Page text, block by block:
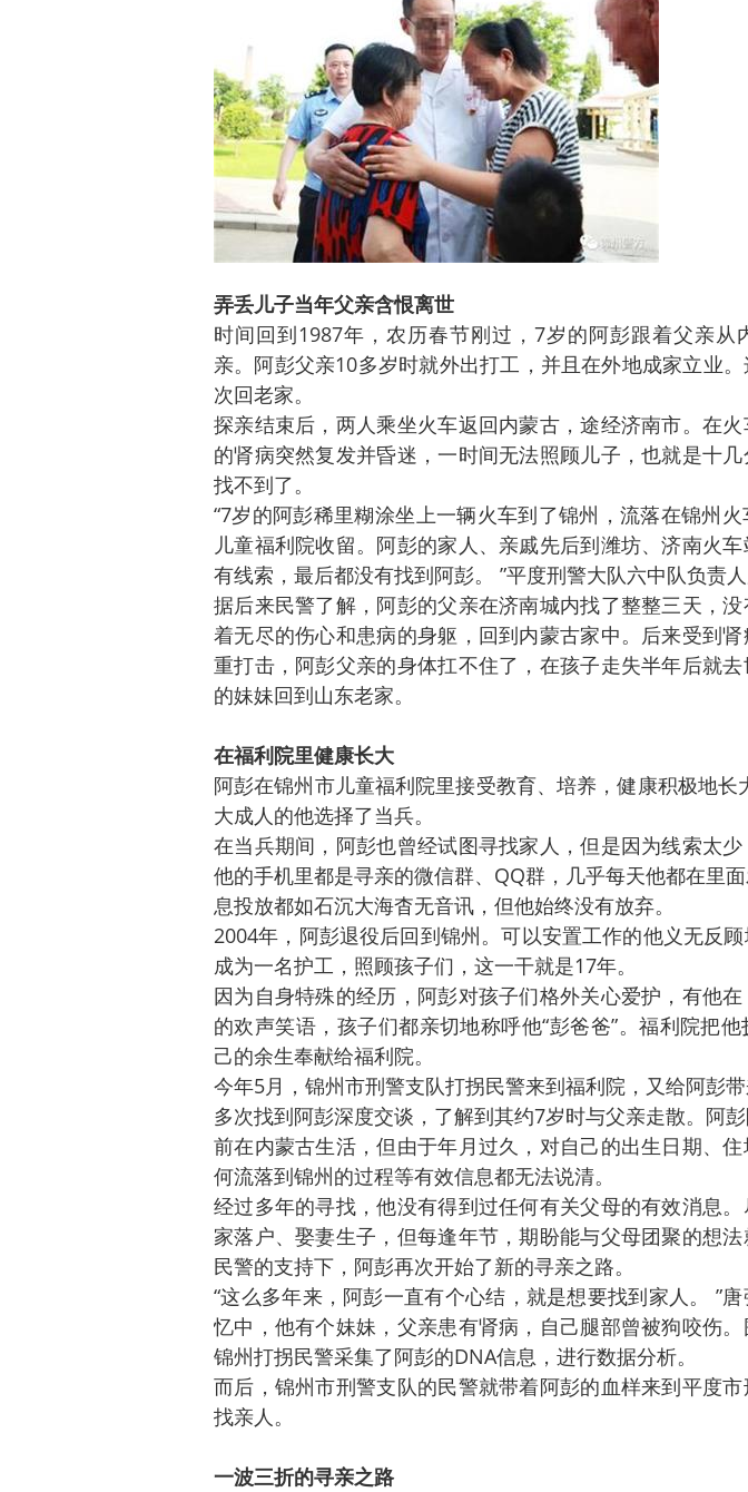
弄丢儿子当年父亲含恨离世
时间回到1987年，农历春节刚过，7岁的阿彭跟着父亲从
亲。阿彭父亲10多岁时就外出打工，并且在外地成家立业
次回老家。
探亲结束后，两人乘坐火车返回内蒙古，途经济南市。在
的肾病突然复发并昏迷，一时间无法照顾儿子，也就是十
找不到了。
“7岁的阿彭稀里糊涂坐上一辆火车到了锦州，流落在锦州
儿童福利院收留。阿彭的家人、亲戚先后到潍坊、济南火
有线索，最后都没有找到阿彭。 ”平度刑警大队六中队负责人
据后来民警了解，阿彭的父亲在济南城内找了整整三天，
着无尽的伤心和患病的身躯，回到内蒙古家中。后来受到
重打击，阿彭父亲的身体扛不住了，在孩子走失半年后就
的妹妹回到山东老家。
在福利院里健康长大
阿彭在锦州市儿童福利院里接受教育、培养，健康积极地长
大成人的他选择了当兵。
在当兵期间，阿彭也曾经试图寻找家人，但是因为线索太
他的手机里都是寻亲的微信群、QQ群，几乎每天他都在里
息投放都如石沉大海杳无音讯，但他始终没有放弃。
2004年，阿彭退役后回到锦州。可以安置工作的他义无反顾
成为一名护工，照顾孩子们，这一干就是17年。
因为自身特殊的经历，阿彭对孩子们格外关心爱护，有他
的欢声笑语，孩子们都亲切地称呼他“彭爸爸”。福利院把
己的余生奉献给福利院。
今年5月，锦州市刑警支队打拐民警来到福利院，又给阿彭
多次找到阿彭深度交谈，了解到其约7岁时与父亲走散。阿
前在内蒙古生活，但由于年月过久，对自己的出生日期、
何流落到锦州的过程等有效信息都无法说清。
经过多年的寻找，他没有得到过任何有关父母的有效消息
家落户、娶妻生子，但每逢年节，期盼能与父母团聚的想
民警的支持下，阿彭再次开始了新的寻亲之路。
“这么多年来，阿彭一直有个心结，就是想要找到家人。 ”
忆中，他有个妹妹，父亲患有肾病，自己腿部曾被狗咬伤。
锦州打拐民警采集了阿彭的DNA信息，进行数据分析。
而后，锦州市刑警支队的民警就带着阿彭的血样来到平度
找亲人。
一波三折的寻亲之路